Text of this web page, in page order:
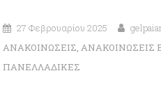
27 Φεβρουαρίου 2025
ΑΝΑΚΟΙΝΩΣΕΙΣ,ΑΝΑΚΟΙΝΩΣΕΙΣ
ΠΑΝΕΛΛΑΔΙΚΕΣ